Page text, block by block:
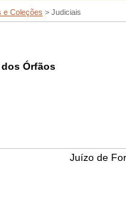
e Coleções > Judiciais
Órfãos
Juízo de